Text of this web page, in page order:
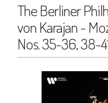
The Berliner
von Karajan -
Nos. 35-36, 38-